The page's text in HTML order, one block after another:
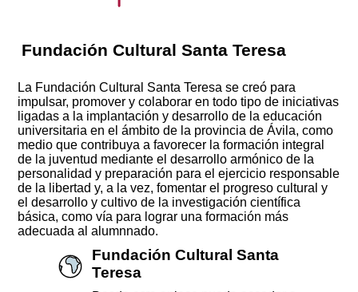
Fundación Cultural Santa Teresa
La Fundación Cultural Santa Teresa se creó para
impulsar, promover y colaborar en todo tipo de iniciativas
ligadas a la implantación y desarrollo de la educación
universitaria en el ámbito de la provincia de Ávila, como
medio que contribuya a favorecer la formación integral
de la juventud mediante el desarrollo armónico de la
personalidad y preparación para el ejercicio responsable
de la libertad y, a la vez, fomentar el progreso cultural y
el desarrollo y cultivo de la investigación científica
básica, como vía para lograr una formación más
adecuada al alumnnado.
Fundación Cultural Santa
Teresa